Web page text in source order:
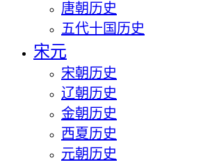
唐朝历史
五代十国历史
宋元
宋朝历史
辽朝历史
金朝历史
西夏历史
元朝历史